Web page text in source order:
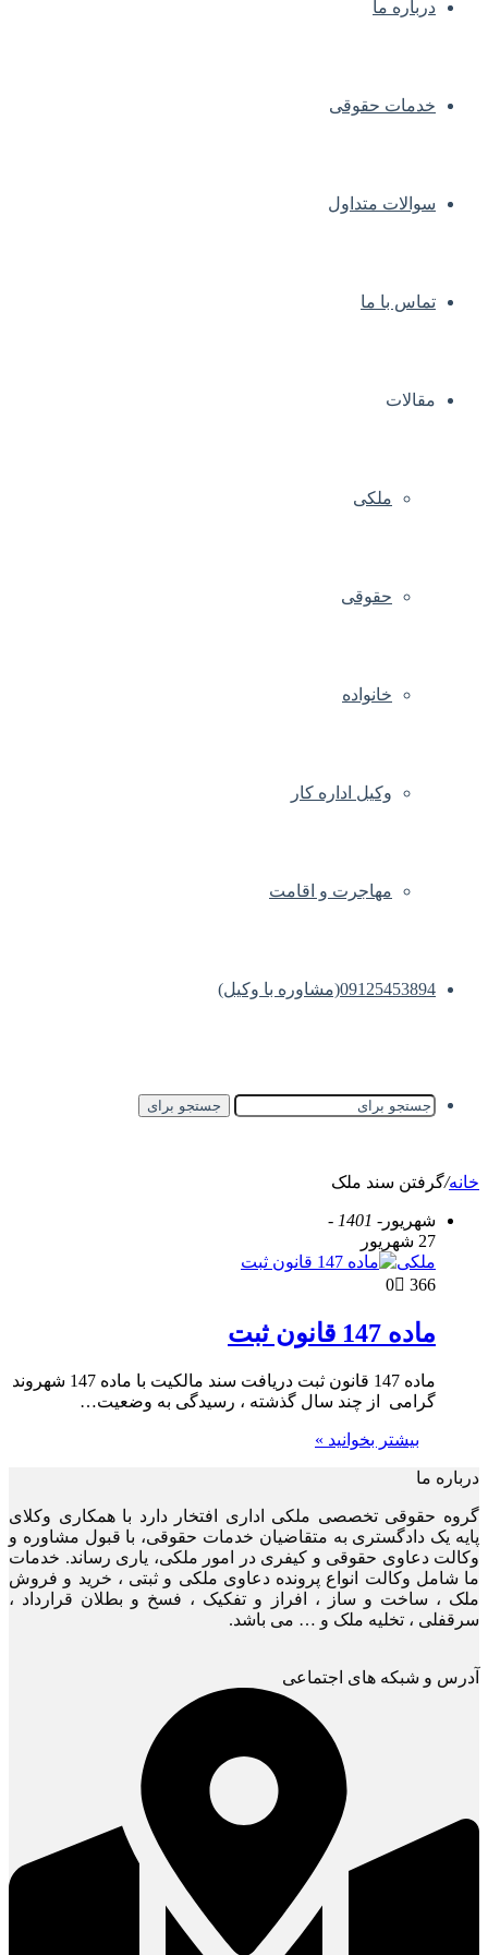
درباره ما
خدمات حقوقی
سوالات متداول
تماس با ما
مقالات
ملکی
حقوقی
خانواده
وکیل اداره کار
مهاجرت و اقامت
09125453894(مشاوره با وکیل)
جستجو برای
خانه/گرفتن سند ملک
شهریور - 1401 -
27 شهریور
ملکی
0
366
ماده 147 قانون ثبت
ماده 147 قانون ثبت دریافت سند مالکیت با ماده 147 شهروند
گرامی از چند سال گذشته ، رسیدگی به وضعیت…
بیشتر بخوانید »
درباره ما
گروه حقوقی تخصصی ملکی اداری افتخار دارد با همکاری وکلای
پایه یک دادگستری به متقاضیان خدمات حقوقی، با قبول مشاوره و
وکالت دعاوی حقوقی و کیفری در امور ملکی، یاری رساند. خدمات
ما شامل وکالت انواع پرونده دعاوی ملکی و ثبتی ، خرید و فروش
ملک ، ساخت و ساز ، افراز و تفکیک ، فسخ و بطلان قرارداد ،
سرقفلی ، تخلیه ملک و … می باشد.
آدرس و شبکه های اجتماعی